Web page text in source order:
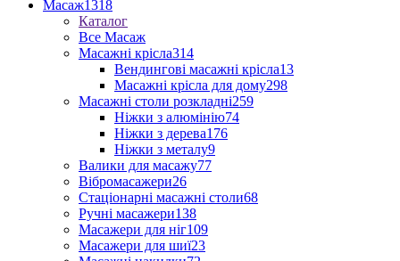
Масаж1318
Каталог
Все Масаж
Масажні крісла314
Вендингові масажні крісла13
Масажні крісла для дому298
Масажні столи розкладні259
Ніжки з алюмінію74
Ніжки з дерева176
Ніжки з металу9
Валики для масажу77
Вібромасажери26
Стаціонарні масажні столи68
Ручні масажери138
Масажери для ніг109
Масажери для шиї23